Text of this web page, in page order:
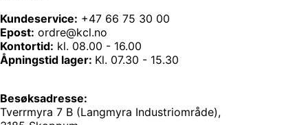
Kundeservice: +47 66 75 30 00
Epost: ordre@kcl.no
Kontortid: kl. 08.00 - 16.00
Åpningstid lager: Kl. 07.30 - 15.30
Besøksadresse:
Tverrmyra 7 B (Langmyra Industriområde),